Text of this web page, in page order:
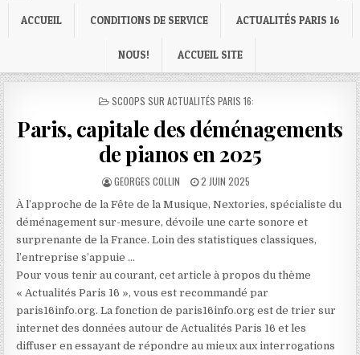
ACCUEIL CONDITIONS DE SERVICE ACTUALITÉS PARIS 16
NOUS! ACCUEIL SITE
POSTED
SCOOPS SUR ACTUALITÉS PARIS 16:
Paris, capitale des déménagements
de pianos en 2025
AUTHOR:
GEORGES COLLIN
PUBLISHED
2 JUIN 2025
À l’approche de la Fête de la Musique, Nextories, spécialiste du
déménagement sur-mesure, dévoile une carte sonore et
surprenante de la France. Loin des statistiques classiques,
l’entreprise s’appuie …
Pour vous tenir au courant, cet article à propos du thème
« Actualités Paris 16 », vous est recommandé par
paris16info.org. La fonction de paris16info.org est de trier sur
internet des données autour de Actualités Paris 16 et les
diffuser en essayant de répondre au mieux aux interrogations